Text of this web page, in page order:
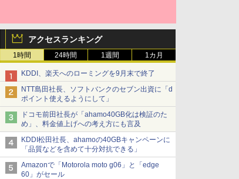
アクセスランキング
1時間 24時間 1週間 1カ月
KDDI、楽天へのローミングを9月末で終了
NTT島田社長、ソフトバンクのセブン出資に「d
ポイント使えるようにして」
ドコモ前田社長が「ahamo40GB化は検証のた
め」、料金値上げへの考え方にも言及
KDDI松田社長、ahamoの40GBキャンペーンに
「品質などを含めて十分対抗できる」
Amazonで「Motorola moto g06」と「edge
60」がセール